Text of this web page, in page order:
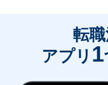
転
アプリ 1